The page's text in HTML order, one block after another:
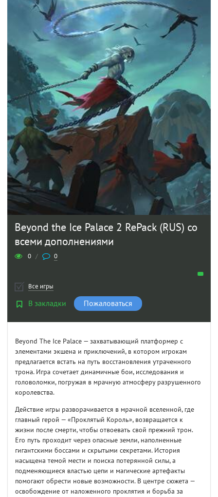
Beyond the Ice Palace 2 RePack (RUS) со
всеми дополнениями
0 / 0
Все игры
В закладки Пожаловаться
Beyond The Ice Palace — захватывающий платформер с
элементами экшена и приключений, в котором игрокам
предлагается встать на путь восстановления утраченного
трона. Игра сочетает динамичные бои, исследования и
головоломки, погружая в мрачную атмосферу разрушенного
королевства.
Действие игры разворачивается в мрачной вселенной, где
главный герой — «Проклятый Король», возвращается к
жизни после смерти, чтобы отвоевать свой прежний трон.
Его путь проходит через опасные земли, наполненные
гигантскими боссами и скрытыми секретами. История
насыщена темой мести и поиска потерянной силы, а
подменяющиеся властью цепи и магические артефакты
помогают обрести новые возможности. В центре сюжета —
освобождение от наложенного проклятия и борьба за